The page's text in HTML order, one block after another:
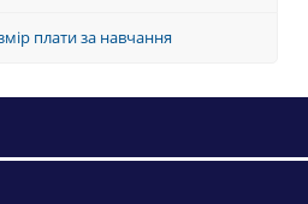
плати за навчання